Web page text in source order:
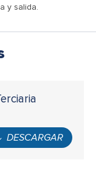
y salida.
DESCARGAR